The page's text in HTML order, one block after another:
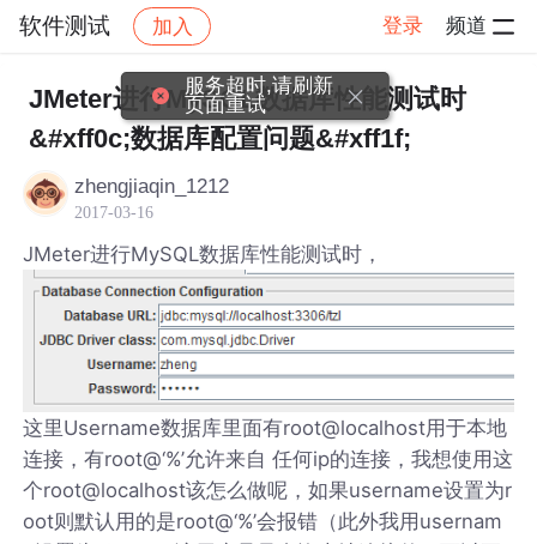
软件测试 加入 登录 频道
社区 软件测试 帖子详情
JMeter进行MySQL数据库性能测试时
&#xff0c;数据库配置问题&#xff1f;
zhengjiaqin_1212
2017-03-16
JMeter进行MySQL数据库性能测试时，
这里Username数据库里面有root@localhost用于本地
连接，有root@‘%’允许来自 任何ip的连接，我想使用这
个root@localhost该怎么做呢，如果username设置为r
oot则默认用的是root@‘%’会报错（此外我用usernam
服务超时,请刷新
页面重试